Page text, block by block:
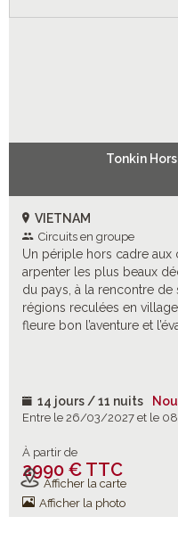
Tonkin
VIETNAM
Circuits en groupe
Un périple hors cadre
arpenter les plus beaux
du pays, à la rencontre de
régions reculées en
fleure bon l’aventure et
14 jours / 11 nuits
Entre le 26/03/2027 et le
À partir de
2990 € TTC
Afficher la carte
Afficher la photo